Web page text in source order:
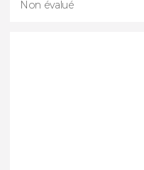
Non évalué